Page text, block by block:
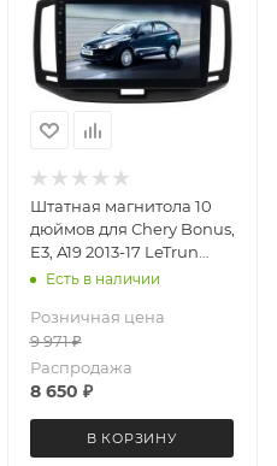
Штатная магнитола 10
дюймов для Сhery Bonus,
E3, A19 2013-17 LeTrun
4028-6693 Android 12
Есть в наличии
Розничная цена
9 971₽
Распродажа
8 650 ₽
В КОРЗИНУ